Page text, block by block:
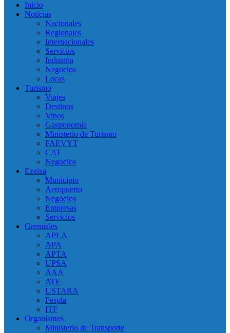
Inicio
Noticias
Nacionales
Regionales
Internacionales
Servicios
Industria
Negocios
Locas
Turismo
Viajes
Destinos
Vinos
Gastronomía
Ministerio de Turismo
FAEVYT
CAT
Negocios
Ezeiza
Municipio
Aeropuerto
Negocios
Empresas
Servicios
Gremiales
APLA
APA
APTA
UPSA
AAA
ATE
USTARA
Fespla
ITF
Organísmos
Ministerio de Transporte